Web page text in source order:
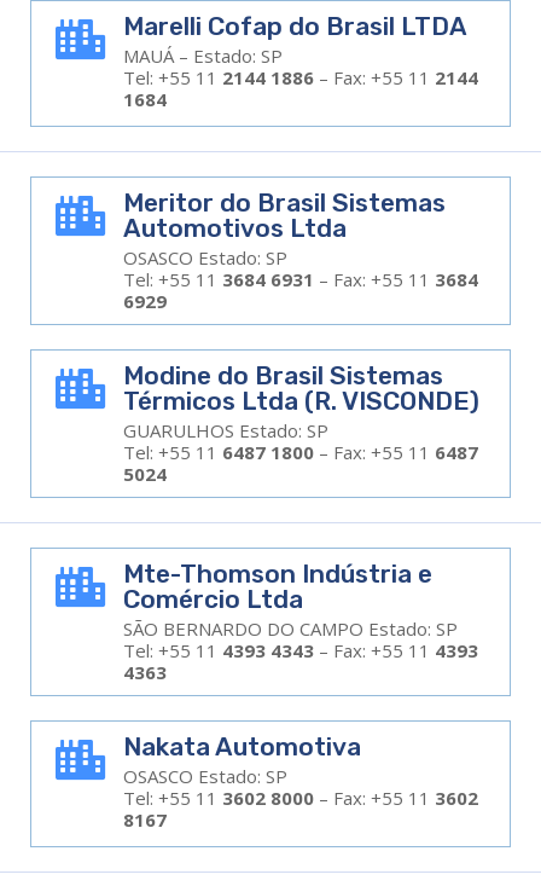
 Marelli Cofap do Brasil LTDA
MAUÁ – Estado: SP
Tel: +55 11 2144 1886 – Fax: +55 11 2144
1684

Meritor do Brasil Sistemas
Automotivos Ltda
OSASCO Estado: SP
Tel: +55 11 3684 6931 – Fax: +55 11 3684
6929

Modine do Brasil Sistemas
Térmicos Ltda (R. VISCONDE)
GUARULHOS Estado: SP
Tel: +55 11 6487 1800 – Fax: +55 11 6487
5024

Mte-Thomson Indústria e
Comércio Ltda
SÃO BERNARDO DO CAMPO Estado: SP
Tel: +55 11 4393 4343 – Fax: +55 11 4393
4363
 Nakata Automotiva
OSASCO Estado: SP
Tel: +55 11 3602 8000 – Fax: +55 11 3602
8167